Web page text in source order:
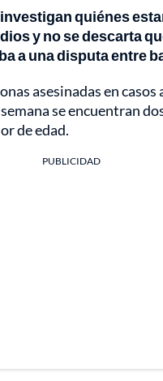
investigan quiénes
y no se descarta
a una disputa entre
asesinadas en casos
se encuentran
de edad.
PUBLICIDAD